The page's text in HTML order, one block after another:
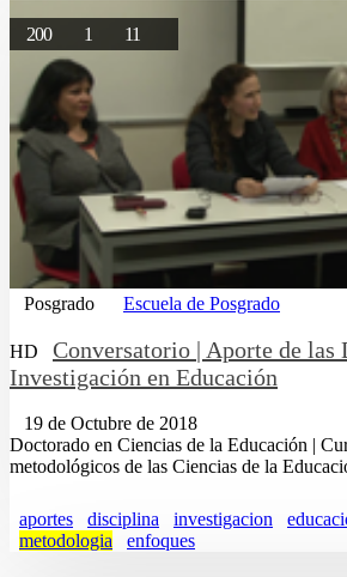
200 1 11
Posgrado Escuela de Posgrado
HD
Conversatorio | Aporte de las
Investigación en Educación
19 de Octubre de 2018
Doctorado en Ciencias de la Educación |
metodológicos de las Ciencias de la
aportes disciplina investigacion
metodologia
enfoques